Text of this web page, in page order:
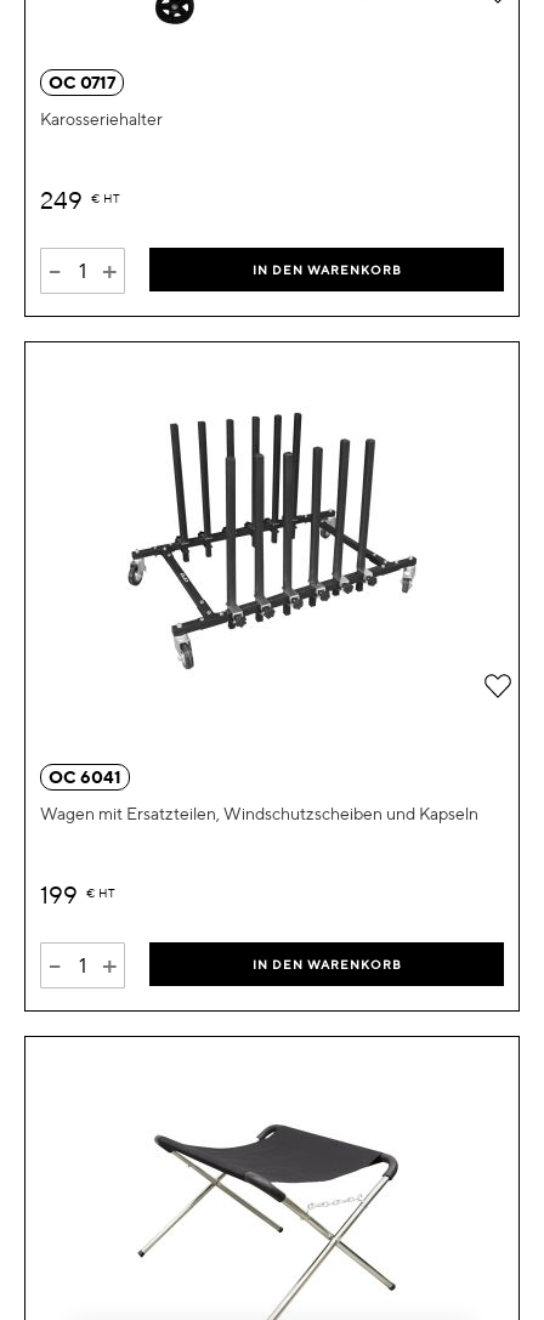
OC 0717
Karosseriehalter
249 € HT
- + IN DEN WARENKORB
OC 6041
Wagen mit Ersatzteilen, Windschutzscheiben und Kapseln
199 € HT
- + IN DEN WARENKORB
Zur